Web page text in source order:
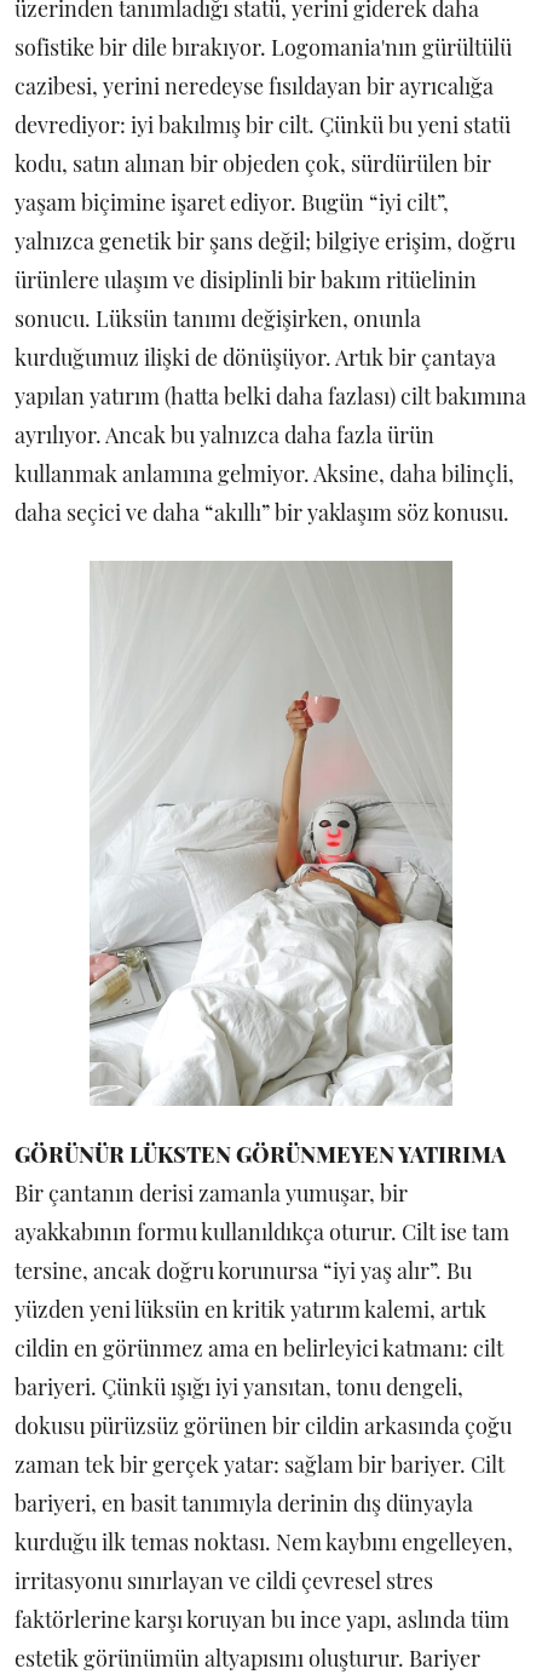
üzerinden tanımladığı statü, yerini giderek daha
sofistike bir dile bırakıyor. Logomania'nın gürültülü
cazibesi, yerini neredeyse fısıldayan bir ayrıcalığa
devrediyor: iyi bakılmış bir cilt. Çünkü bu yeni statü
kodu, satın alınan bir objeden çok, sürdürülen bir
yaşam biçimine işaret ediyor. Bugün “iyi cilt”,
yalnızca genetik bir şans değil; bilgiye erişim, doğru
ürünlere ulaşım ve disiplinli bir bakım ritüelinin
sonucu. Lüksün tanımı değişirken, onunla
kurduğumuz ilişki de dönüşüyor. Artık bir çantaya
yapılan yatırım (hatta belki daha fazlası) cilt bakımına
ayrılıyor. Ancak bu yalnızca daha fazla ürün
kullanmak anlamına gelmiyor. Aksine, daha bilinçli,
daha seçici ve daha “akıllı” bir yaklaşım söz konusu.
GÖRÜNÜR LÜKSTEN GÖRÜNMEYEN YATIRIMA
Bir çantanın derisi zamanla yumuşar, bir
ayakkabının formu kullanıldıkça oturur. Cilt ise tam
tersine, ancak doğru korunursa “iyi yaş alır”. Bu
yüzden yeni lüksün en kritik yatırım kalemi, artık
cildin en görünmez ama en belirleyici katmanı: cilt
bariyeri. Çünkü ışığı iyi yansıtan, tonu dengeli,
dokusu pürüzsüz görünen bir cildin arkasında çoğu
zaman tek bir gerçek yatar: sağlam bir bariyer. Cilt
bariyeri, en basit tanımıyla derinin dış dünyayla
kurduğu ilk temas noktası. Nem kaybını engelleyen,
irritasyonu sınırlayan ve cildi çevresel stres
faktörlerine karşı koruyan bu ince yapı, aslında tüm
estetik görünümün altyapısını oluşturur. Bariyer